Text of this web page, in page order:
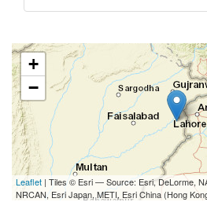
+
−
Leaflet | Tiles © Esri — Source: Esri, DeLorme,
NRCAN, Esri Japan, METI, Esri China (Hong